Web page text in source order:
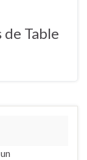
Table